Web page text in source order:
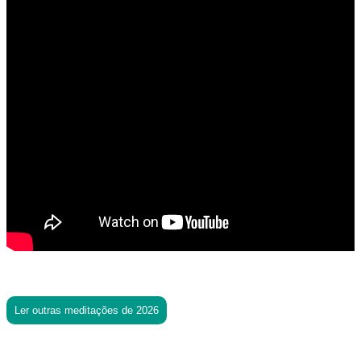
Ler outras meditações de 2026